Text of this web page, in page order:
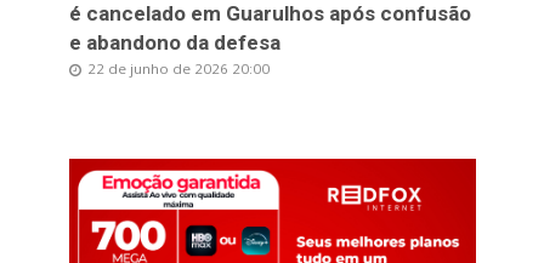
é cancelado em Guarulhos após confusão
e abandono da defesa
22 de junho de 2026 20:00